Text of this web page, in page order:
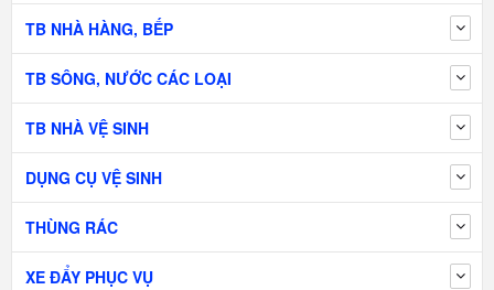
TB NHÀ HÀNG, BẾP
TB SÔNG, NƯỚC CÁC LOẠI
TB NHÀ VỆ SINH
DỤNG CỤ VỆ SINH
THÙNG RÁC
XE ĐẨY PHỤC VỤ